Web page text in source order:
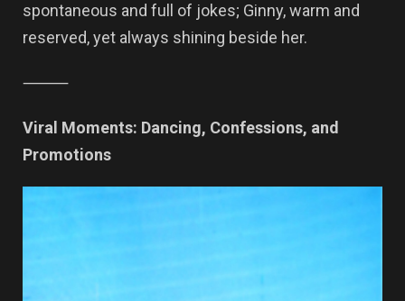
spontaneous and full of jokes; Ginny, warm and
reserved, yet always shining beside her.
⸻
Viral Moments: Dancing, Confessions, and
Promotions